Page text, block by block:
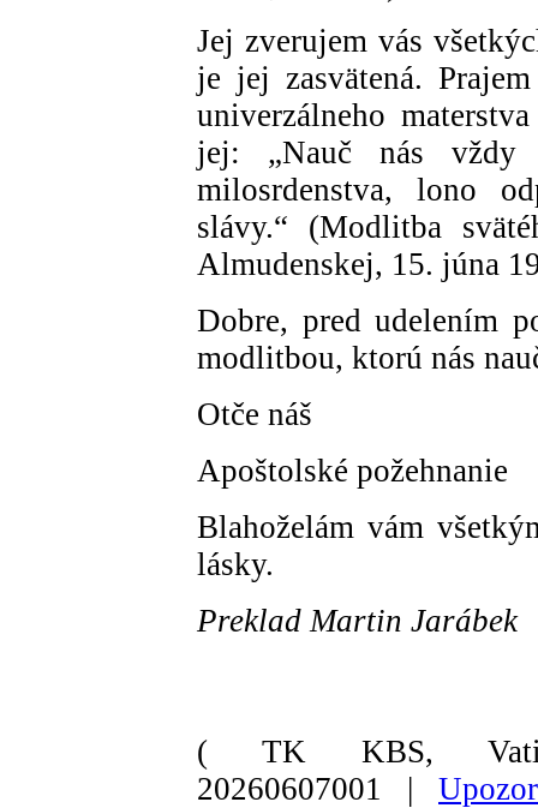
Jej zverujem vás
je jej zasvätená.
univerzálneho
jej: „Nauč nás vždy
milosrdenstva, lono
slávy.“ (Modlitba
Almudenskej, 15. júna
Dobre, pred udelením
modlitbou, ktorú nás
Otče náš
Apoštolské požehnanie
Blahoželám vám
lásky.
Preklad Martin Jarábek
( TK KBS,
20260607001 |